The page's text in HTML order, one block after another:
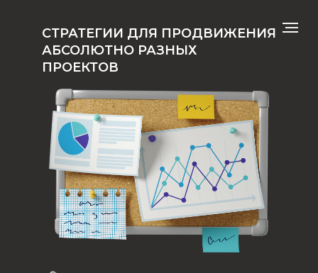
СТРАТЕГИИ ДЛЯ ПРОДВИЖЕНИЯ
АБСОЛЮТНО РАЗНЫХ
ПРОЕКТОВ